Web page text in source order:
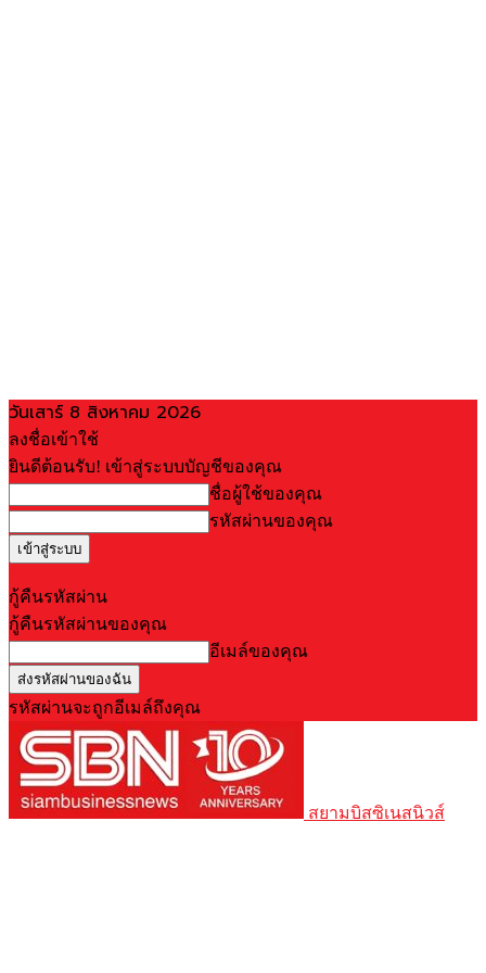
วันเสาร์ 8 สิงหาคม 2026
ลงชื่อเข้าใช้
ยินดีต้อนรับ! เข้าสู่ระบบบัญชีของคุณ
ชื่อผู้ใช้ของคุณ
รหัสผ่านของคุณ
กู้คืนรหัสผ่าน
กู้คืนรหัสผ่านของคุณ
อีเมล์ของคุณ
รหัสผ่านจะถูกอีเมล์ถึงคุณ
สยามบิสซิเนสนิวส์